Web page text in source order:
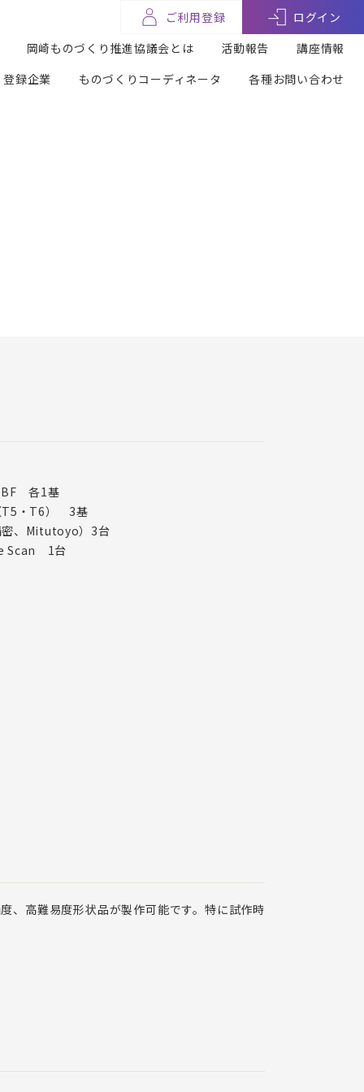
岡崎ものづくり推進協議会とは 活動報告
講座情報
登録企業
ものづくりコーディネータ 各種お問い合わせ
ご利用登録 ログイン
各1基
T5・T6） 3基
密、Mitutoyo）3台
Scan 1台
、高難易度形状品が製作可能です。特に試作時